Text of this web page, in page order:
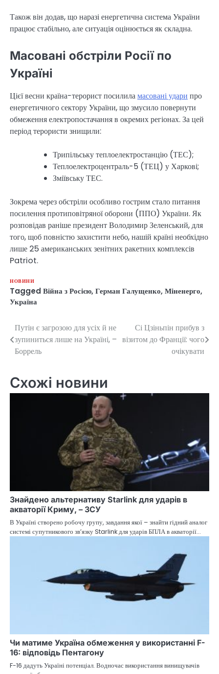
Також він додав, що наразі енергетична система України
працює стабільно, але ситуація оцінюється як складна.
Масовані обстріли Росії по
Україні
Цієї весни країна-терорист посилиламасовані удари про
енергетичного сектору України, що змусило повернути
обмеження електропостачання в окремих регіонах. За цей
період терористи знищили:
Трипільську теплоелектростанцію (ТЕС);
Теплоелектроцентраль-5 (ТЕЦ) у Харкові;
Зміївську ТЕС.
Зокрема через обстріли особливо гострим стало питання
посилення протиповітряної оборони (ППО) України. Як
розповідав раніше президент Володимир Зеленський, для
того, щоб повністю захистити небо, нашій країні необхідно
лише 25 американських зенітних ракетних комплексів
Patriot.
НОВИНИ
Tagged Війна з Росією, Герман Галущенко, Міненерго,
Україна
Навігація
записів
Путін є загрозою для усіх й не
зупиниться лише на Україні, –
Боррель
Сі Цзіньпін прибув з
візитом до Франції: чого
очікувати
Схожі новини
Знайдено альтернативу Starlink для ударів в
акваторії Криму, – ЗСУ
В Україні створено робочу групу, завдання якої – знайти гідний аналог
системі супутникового зв’язку Starlink для ударів БПЛА в акваторії…
Чи матиме Україна обмеження у використанні F-
16: відповідь Пентагону
F-16 дадуть Україні потенціал. Водночас використання винищувачів